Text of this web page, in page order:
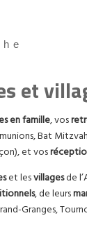
et
en famille, vos
Bat
et vos
et lesvillagesde
, de leurs
Granges,